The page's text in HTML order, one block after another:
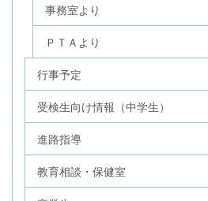
事務室より
ＰＴＡより
行事予定
受検生向け情報（中学生）
進路指導
教育相談・保健室